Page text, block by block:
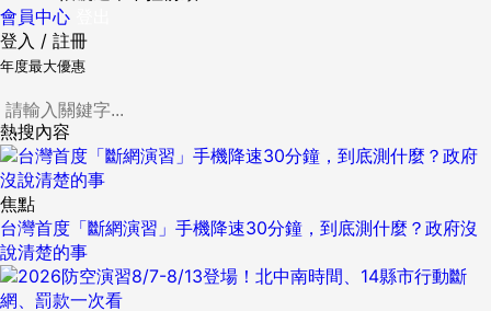
會員中心
登入 / 註冊
年度最大優惠
熱搜內容
焦點
台灣首度「斷網演習」手機降速30分鐘，到底測什麼？政府沒
說清楚的事